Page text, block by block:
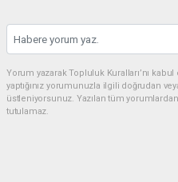
Yorum yazarak Topluluk Kuralları’nı
yaptığınız yorumunuzla ilgili doğrudan
üstleniyorsunuz. Yazılan tüm
tutulamaz.